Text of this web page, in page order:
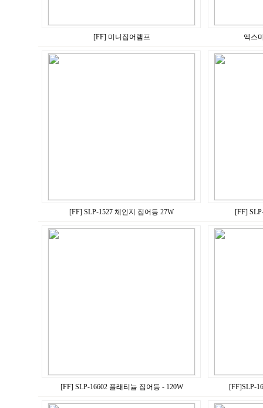
[FF] 미니집어램프 엑스
[FF] SLP-1527 체인지 집어등 27W [FF]
[FF] SLP-16602 플래티늄 집어등 - 120W [FF]SLP-